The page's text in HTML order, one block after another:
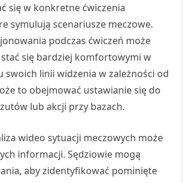
się w konkretne ćwiczenia
symulują scenariusze meczowe.
podczas ćwiczeń może
się bardziej komfortowymi w
swoich linii widzenia w zależności od
to obejmować ustawianie się do
lub akcji przy bazach.
wideo sytuacji meczowych może
informacji. Sędziowie mogą
aby zidentyfikować pominięte